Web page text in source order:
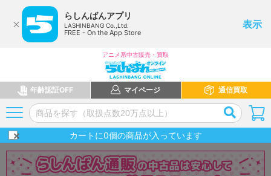
らしんばんアプリ
LASHINBANG Co.,Ltd.
FREE - On the App Store
表示
アニメ系中古販売・買取
年齢認証OFF マイページ 通信買取
カートに0個の商品が入っています